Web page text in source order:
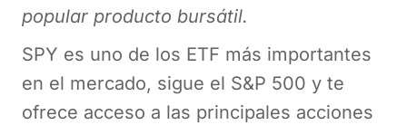
popular producto bursátil.
SPY es uno de los ETF más importantes
en el mercado, sigue el S&P 500 y te
ofrece acceso a las principales acciones